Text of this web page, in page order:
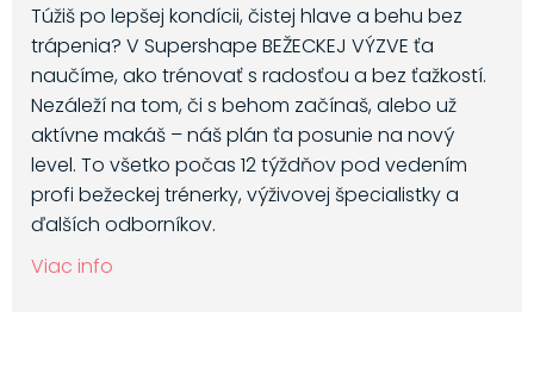
Túžiš po lepšej kondícii, čistej hlave a behu bez
trápenia? V Supershape BEŽECKEJ VÝZVE ťa
naučíme, ako trénovať s radosťou a bez ťažkostí.
Nezáleží na tom, či s behom začínaš, alebo už
aktívne makáš – náš plán ťa posunie na nový
level. To všetko počas 12 týždňov pod vedením
profi bežeckej trénerky, výživovej špecialistky a
ďalších odborníkov.
Viac info